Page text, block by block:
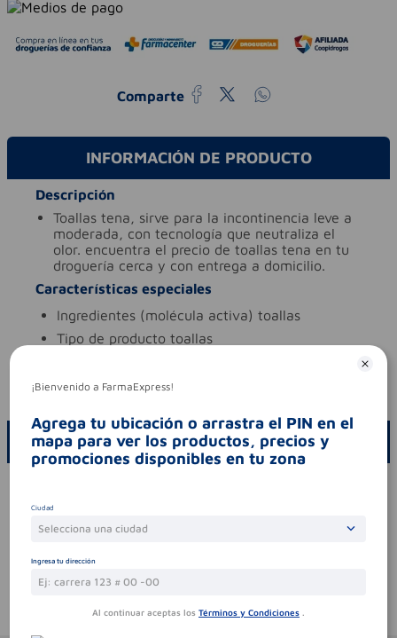
Comparte
INFORMACIÓN DE PRODUCTO
Descripción
toallas tena, sirve para la incontinencia leve a
moderada, con tecnología que neutraliza el
olor. encuentra el precio de toallas tena en tu
droguería cerca y con entrega a domicilio.
Características especiales
ingredientes (molécula activa) toallas
tipo de producto toallas
codigo invima nsoa01002-11co
ESCRIBE UN COMENTARIO
Sin comentarios.
Te puede interesar
¡Bienvenido a FarmaExpress!
Agrega tu ubicación o arrastra el PIN en el
mapa para ver los productos, precios y
promociones disponibles en tu zona
Ciudad
Selecciona una ciudad
Ingresa tu dirección
Al continuar aceptas los Términos y Condiciones .